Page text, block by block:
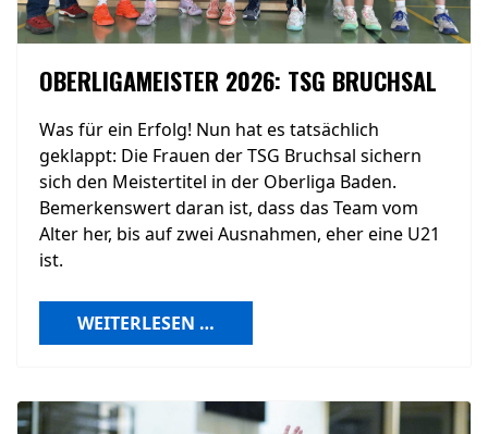
OBERLIGAMEISTER 2026: TSG BRUCHSAL
Was für ein Erfolg! Nun hat es tatsächlich
geklappt: Die Frauen der TSG Bruchsal sichern
sich den Meistertitel in der Oberliga Baden.
Bemerkenswert daran ist, dass das Team vom
Alter her, bis auf zwei Ausnahmen, eher eine U21
ist.
WEITERLESEN …